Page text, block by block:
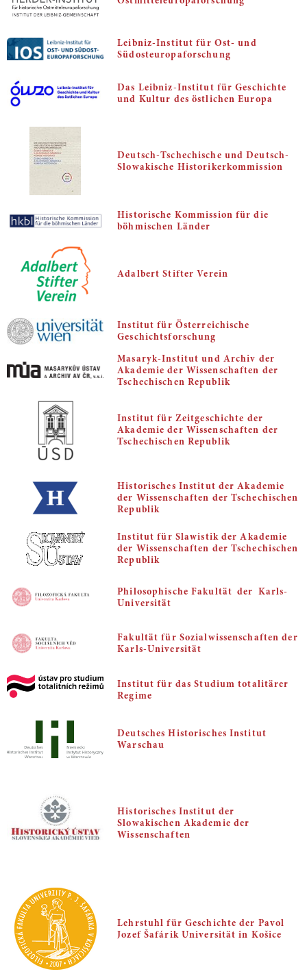
Leibniz-Institut für Ost- und
Südosteuropaforschung
Das Leibniz-Institut für Geschichte
und Kultur des östlichen Europa
Deutsch-Tschechische und Deutsch-
Slowakische Historikerkommission
Historische Kommission für die
böhmischen Länder
Adalbert Stifter Verein
Institut für Österreichische
Geschichtsforschung
Masaryk-Institut und Archiv der
Akademie der Wissenschaften der
Tschechischen Republik
Institut für Zeitgeschichte der
Akademie der Wissenschaften der
Tschechischen Republik
Historisches Institut der Akademie
der Wissenschaften der Tschechischen
Republik
Institut für Slawistik der Akademie
der Wissenschaften der Tschechischen
Republik
Philosophische Fakultät der Karls-
Universität
Fakultät für Sozialwissenschaften der
Karls-Universität
Institut für das Studium totalitärer
Regime
Deutsches Historisches Institut
Warschau
Historisches Institut der
Slowakischen Akademie der
Wissenschaften
Lehrstuhl für Geschichte der Pavol
Jozef Šafárik Universität in Košice